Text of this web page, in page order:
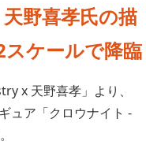
野喜孝氏の描
ケールで降臨
x 天野喜孝」より、
ュア「クロウナイト -